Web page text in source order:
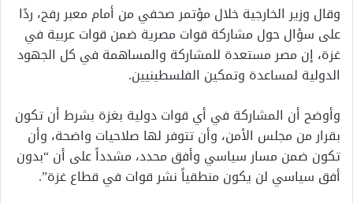
وقال وزير الخارجية خلال مؤتمر صحفي من أمام معبر رفح، ردًا
على سؤال حول مشاركة قوات مصرية ضمن قوات عربية في
غزة، إن مصر مستعدة للمشاركة والمساهمة في كل الجهود
الدولية لمساعدة وتمكين الفلسطينيين.
وأوضح أن المشاركة في أي قوات دولية بغزة بشرط أن تكون
بقرار من مجلس الأمن، وأن تتوفر لها صلاحيات واضحة، وأن
تكون ضمن مسار سياسي وأفق محدد، مشدداً على أن “بدون
أفق سياسي لن يكون منطقياً نشر قوات في قطاع غزة”.